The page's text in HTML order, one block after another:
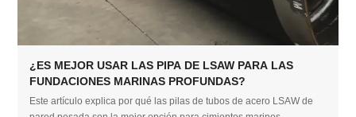
¿ES MEJOR USAR LAS PIPA DE LSAW PARA LAS
FUNDACIONES MARINAS PROFUNDAS?
Este artículo explica por qué las pilas de tubos de acero LSAW de